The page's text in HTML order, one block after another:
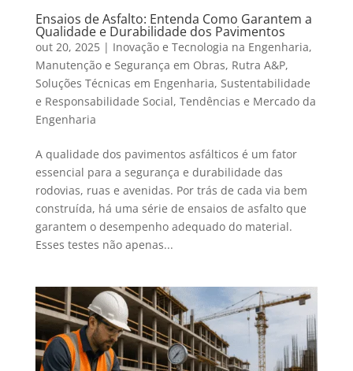
Ensaios de Asfalto: Entenda Como Garantem a
Qualidade e Durabilidade dos Pavimentos
out 20, 2025| Inovação e Tecnologia na Engenharia,
Manutenção e Segurança em Obras, Rutra A&P,
Soluções Técnicas em Engenharia, Sustentabilidade
e Responsabilidade Social, Tendências e Mercado da
Engenharia
A qualidade dos pavimentos asfálticos é um fator
essencial para a segurança e durabilidade das
rodovias, ruas e avenidas. Por trás de cada via bem
construída, há uma série de ensaios de asfalto que
garantem o desempenho adequado do material.
Esses testes não apenas...